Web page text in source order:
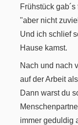
Frühstück
"aber nicht
Und ich schlief
Hause kamst.
Nach und nach
auf der Arbeit
Dann warst du
immer geduldig